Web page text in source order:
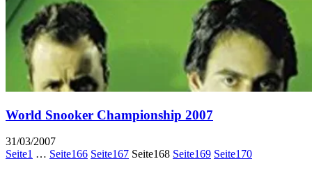
World Snooker Championship 2007
31/03/2007
Seite1 … Seite166 Seite167 Seite168 Seite169 Seite170